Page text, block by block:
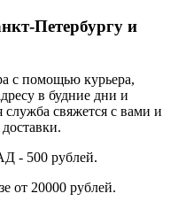
Петербургу и
с помощью курьера,
в будние дни и
служба свяжется с вами и
- 500 рублей.
от 20000 рублей.